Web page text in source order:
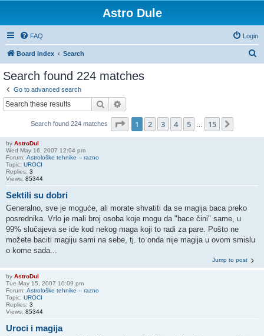
Astro Dule
FAQ Login
Board index Search
Search found 224 matches
Go to advanced search
Search
Search found 224 matches Page 1of 15
1 2 3 4 5 15
by AstroDul
Wed May 16, 2007 12:04 pm
Forum: Astrološke tehnike -- razno
Topic: UROCI
Replies: 3
Views: 85344
Sektili su dobri
Generalno, sve je moguće, ali morate shvatiti da se magija baca preko
posrednika. Vrlo je mali broj osoba koje mogu da "bace čini" same, u
99% slučajeva se ide kod nekog maga koji to radi za pare. Pošto ne
možete baciti magiju sami na sebe, tj. to onda nije magija u ovom smislu
o kome sada...
Jump to post
by AstroDul
Tue May 15, 2007 10:09 pm
Forum: Astrološke tehnike -- razno
Topic: UROCI
Replies: 3
Views: 85344
Uroci i magija